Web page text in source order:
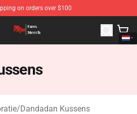
on orders over $100
Dandadan Merchandise Store
/Dandadan Kussens